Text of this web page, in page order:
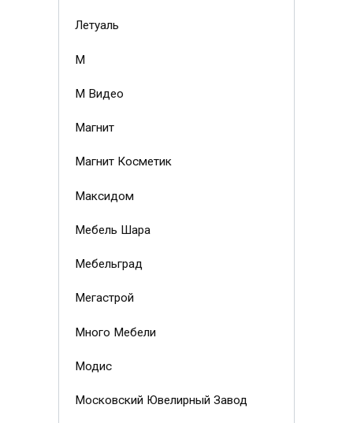
Летуаль
М
М Видео
Магнит
Магнит Косметик
Максидом
Мебель Шара
Мебельград
Мегастрой
Много Мебели
Модис
Московский Ювелирный Завод